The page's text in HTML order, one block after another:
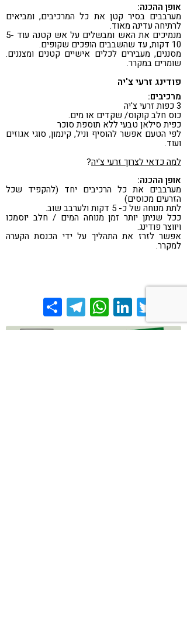
אופן ההכנה:
מערבבים בסיר קטן את כל המרכיבים, ומביאים
לרתיחה עדינה מאוד.
מנמיכים את האש ומבשלים על אש קטנה עוד 5-
10 דקות, עד שהשבבים הופכים שקופים.
מסננים, מעבירים לכלים אישיים קטנים ומצננים.
שומרים במקרר.
פודינג זרעי צ'יה
מרכיבים:
3 כפות זרעי צ'יה
כוס חלב קוקוס/ שקדים או מים.
כפית סילאן טבעי ללא תוספת סוכר
לפי הטעם אפשר להוסיף וניל, קינמון, סוגי אגוזים
ועוד.
למה כדאי לצרוך זרעי צ'יה?
אופן ההכנה:
מערבבים את כל הרכיבים יחד (להקפיד שכל
הזרעים מכוסים)
לתת מנוחה של כ- 5 דקות ולערבב שוב.
ככל שניתן יותר זמן מנוחה המים / חלב יוסמכו
ויווצר פודינג.
אפשר לזרז את התהליך על ידי הכנסת הקערה
למקרר.
Facebook
Twitter
LinkedIn
WhatsApp
Telegram